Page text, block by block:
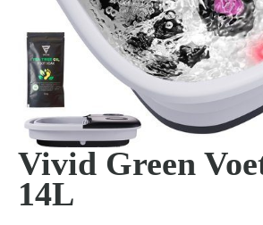
80
Vivid Green
14L